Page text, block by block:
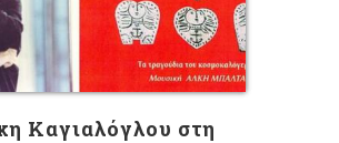
Καγιαλόγλου στη